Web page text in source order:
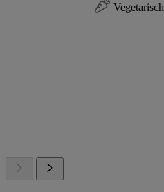
Vegetarisch